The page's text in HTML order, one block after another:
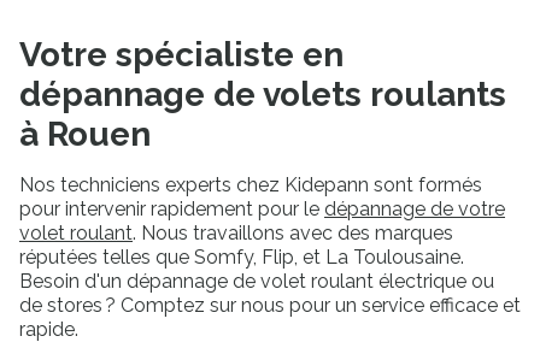
Votre spécialiste en
dépannage de volets roulants
à Rouen
Nos techniciens experts chez Kidepann sont formés
pour intervenir rapidement pour le dépannage de votre
volet roulant. Nous travaillons avec des marques
réputées telles que Somfy, Flip, et La Toulousaine.
Besoin d'un dépannage de volet roulant électrique ou
de stores ? Comptez sur nous pour un service efficace et
rapide.